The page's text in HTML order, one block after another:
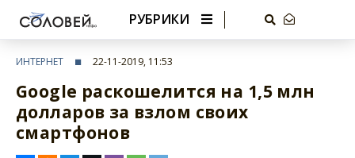
РУБРИКИ
ИНТЕРНЕТ 22-11-2019, 11:53
Google раскошелится на 1,5 млн
долларов за взлом своих
смартфонов